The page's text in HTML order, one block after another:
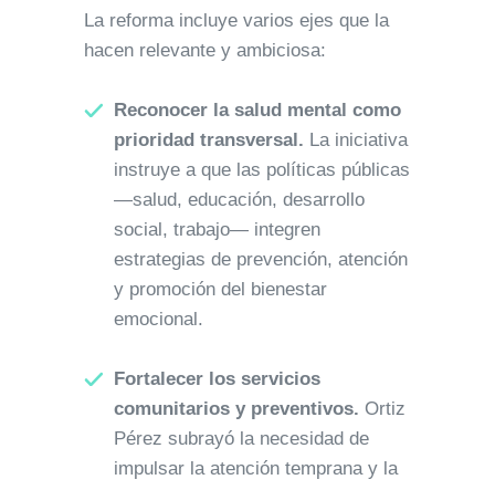
La reforma incluye varios ejes que la
hacen relevante y ambiciosa:
Reconocer la salud mental como
prioridad transversal. La iniciativa
instruye a que las políticas públicas
—salud, educación, desarrollo
social, trabajo— integren
estrategias de prevención, atención
y promoción del bienestar
emocional.
Fortalecer los servicios
comunitarios y preventivos. Ortiz
Pérez subrayó la necesidad de
impulsar la atención temprana y la